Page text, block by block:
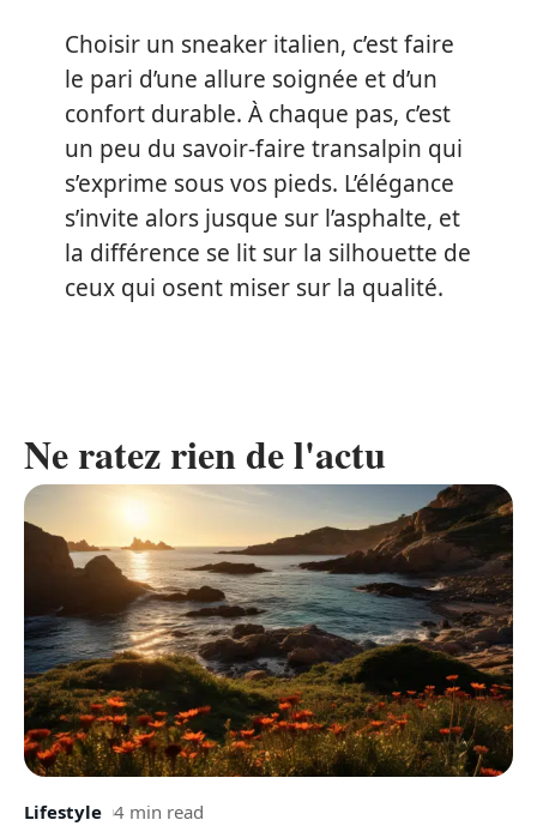
Choisir un sneaker italien, c’est faire
le pari d’une allure soignée et d’un
confort durable. À chaque pas, c’est
un peu du savoir-faire transalpin qui
s’exprime sous vos pieds. L’élégance
s’invite alors jusque sur l’asphalte, et
la différence se lit sur la silhouette de
ceux qui osent miser sur la qualité.
Ne ratez rien de l'actu
Lifestyle 4 min read